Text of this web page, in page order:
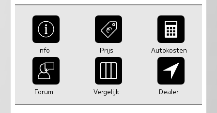
Info Prijs Autokosten
Forum Vergelijk Dealer